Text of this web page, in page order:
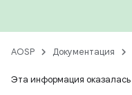
AOSP Документация
Эта информация оказалась